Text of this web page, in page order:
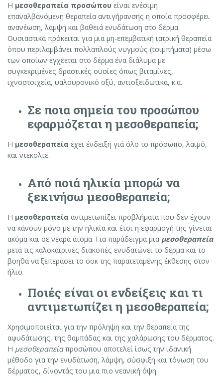
Η μεσοθεραπεία προσώπου είναι ενέσιμη
επαναλβανόμενη θεραπεία αντιγήρανσης η οποία προσφέρει
ανανέωση, λάμψη και βαθειά ενυδάτωση στο δέρμα.
Ουσιαστικά πρόκειται για μια μη-επεμβατική ιατρική θεραπεία
όπου περιλαμβάνει πολλαπλούς νυγμούς (τσιμπήματα) μέσω
των οποίων εγχέεται στο δέρμα ένα διάλυμα με
συγκεκριμένες δραστικές ουσίες όπως βιταμίνες,
ιχνοστοιχεία, υαλουρονικό οξύ, αντιοξειδωτικά, κ.α.
Σε ποια σημεία του προσώπου
εφαρμόζεται η μεσοθεραπεία;
Η μεσοθεραπεία έχει ένδειξη γιά όλο το πρόσωπο, λαιμό,
και ντεκολτέ.
Από ποιά ηλικία μπορώ να
ξεκινήσω μεσοθεραπεία;
Η μεσοθεραπεία αντιμετωπίζει προβλήματα που δεν έχουν
να κάνουν μόνο με την ηλικία και έτσι η εφαρμογή της γίνεται
ακόμα και σε νεαρά άτομα. Για παράδειγμα μια μεσοθεραπεία
μετά τις καλοκαιρινές διακοπές ενυδατώνει το δέρμα και το
βοηθά να ξεπεράσει το σοκ της παρατεταμένης έκθεσης στον
ήλιο.
Ποιές είναι οι ενδείξεις και τι
αντιμετωπίζει η μεσοθεραπεία;
Χρησιμοποιείται για την πρόληψη και την θεραπεία της
αφυδάτωσης, της θαμπάδας και της χαλάρωσης του δέρματος.
Η μεσοθεραπείαπροσώπου αποτελεί ίσως την ιδανική
μέθοδο για την ενυδάτωση, λάμψη, σύσφιξη και τόνωση του
δέρματος, δίνοντάς του μια πιο νεανική όψη.